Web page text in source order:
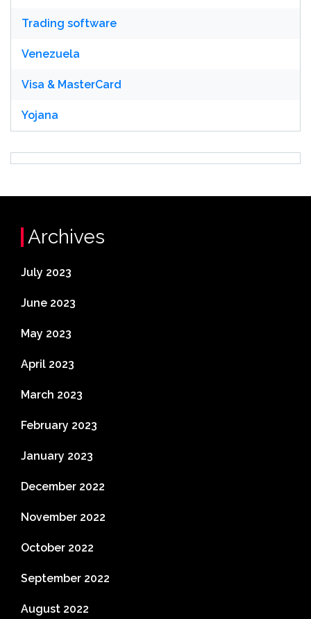
Trading software
Venezuela
Visa & MasterCard
Yojana
Archives
July 2023
June 2023
May 2023
April 2023
March 2023
February 2023
January 2023
December 2022
November 2022
October 2022
September 2022
August 2022